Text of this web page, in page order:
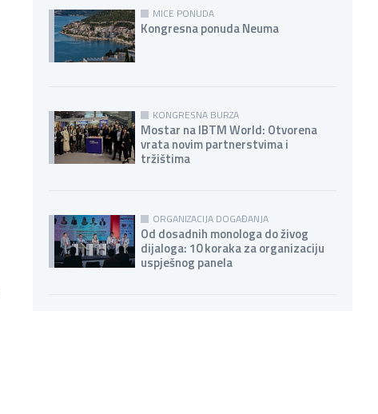
MICE PONUDA
Kongresna ponuda Neuma
KONGRESNA BURZA
Mostar na IBTM World: Otvorena
vrata novim partnerstvima i
tržištima
ORGANIZACIJA DOGAĐANJA
Od dosadnih monologa do živog
dijaloga: 10 koraka za organizaciju
uspješnog panela